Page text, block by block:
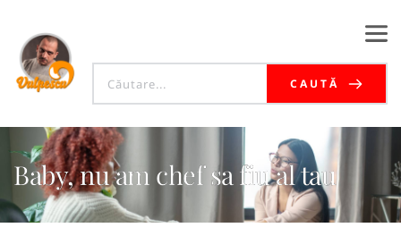
CAUTĂ
Baby, nu am chef sa fiu al tau